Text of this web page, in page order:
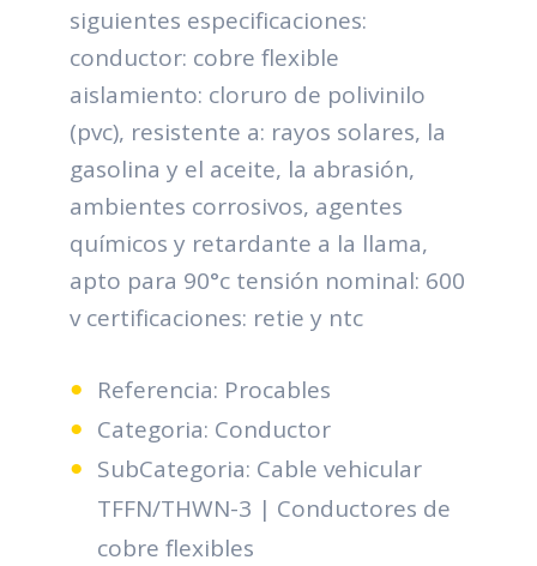
siguientes especificaciones:
conductor: cobre flexible
aislamiento: cloruro de polivinilo
(pvc), resistente a: rayos solares, la
gasolina y el aceite, la abrasión,
ambientes corrosivos, agentes
químicos y retardante a la llama,
apto para 90°c tensión nominal: 600
v certificaciones: retie y ntc
Referencia: Procables
Categoria: Conductor
SubCategoria: Cable vehicular
TFFN/THWN-3 | Conductores de
cobre flexibles